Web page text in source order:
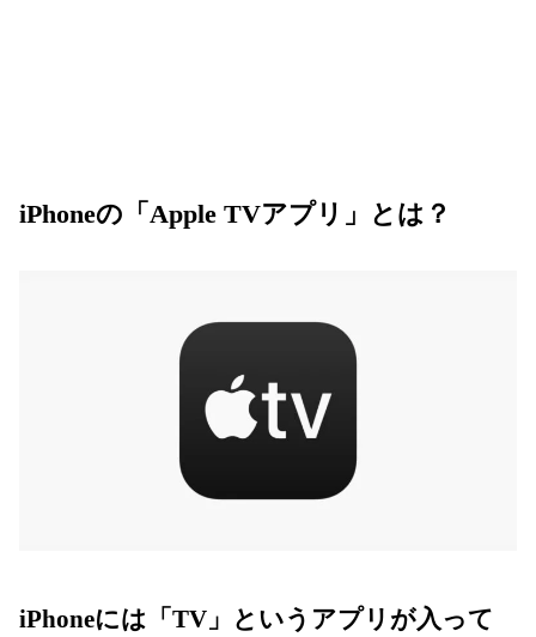
iPhoneの「Apple TVアプリ」とは？
iPhoneには「TV」というアプリが入って